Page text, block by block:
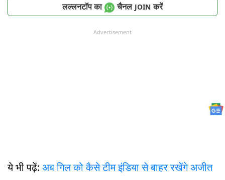
लल्लनटॉप का चैनल JOIN करें
Advertisement
ये भी पढ़ें: अब गिल को कैसे टीम इंडिया से बाहर रखेंगे अजीत